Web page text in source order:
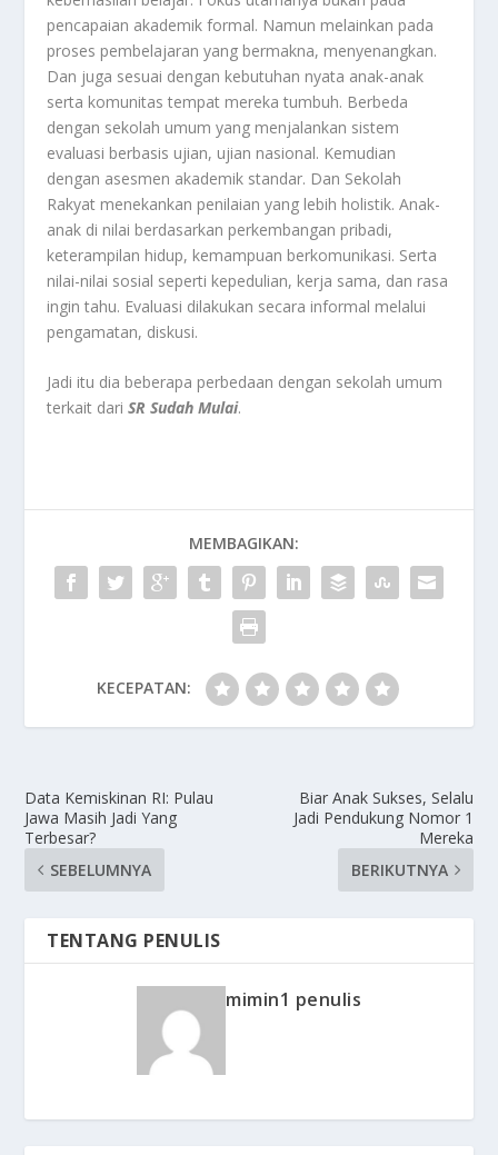
pencapaian akademik formal. Namun melainkan pada
proses pembelajaran yang bermakna, menyenangkan.
Dan juga sesuai dengan kebutuhan nyata anak-anak
serta komunitas tempat mereka tumbuh. Berbeda
dengan sekolah umum yang menjalankan sistem
evaluasi berbasis ujian, ujian nasional. Kemudian
dengan asesmen akademik standar. Dan Sekolah
Rakyat menekankan penilaian yang lebih holistik. Anak-
anak di nilai berdasarkan perkembangan pribadi,
keterampilan hidup, kemampuan berkomunikasi. Serta
nilai-nilai sosial seperti kepedulian, kerja sama, dan rasa
ingin tahu. Evaluasi dilakukan secara informal melalui
pengamatan, diskusi.
Jadi itu dia beberapa perbedaan dengan sekolah umum
terkait dariSR Sudah Mulai.
MEMBAGIKAN:
KECEPATAN:
Data Kemiskinan RI: Pulau
Jawa Masih Jadi Yang
Terbesar?
SEBELUMNYA
Biar Anak Sukses, Selalu
Jadi Pendukung Nomor 1
Mereka
BERIKUTNYA
TENTANG PENULIS
mimin1 penulis